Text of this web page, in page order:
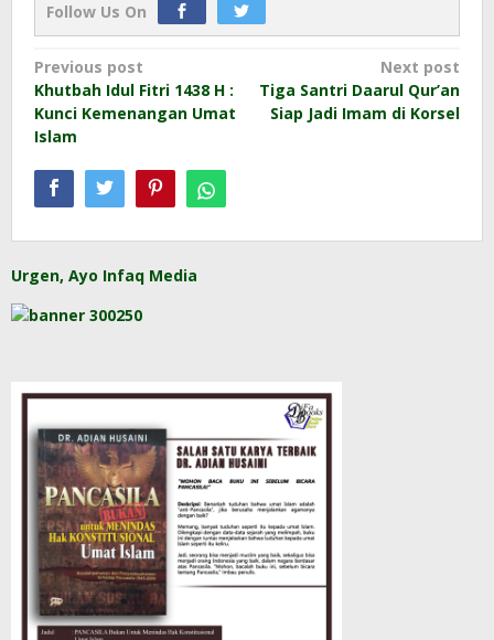
Follow Us On
Post
navigation
Previous post
Khutbah Idul Fitri 1438 H :
Kunci Kemenangan Umat
Islam
Next post
Tiga Santri Daarul Qur’an
Siap Jadi Imam di Korsel
Urgen, Ayo Infaq Media